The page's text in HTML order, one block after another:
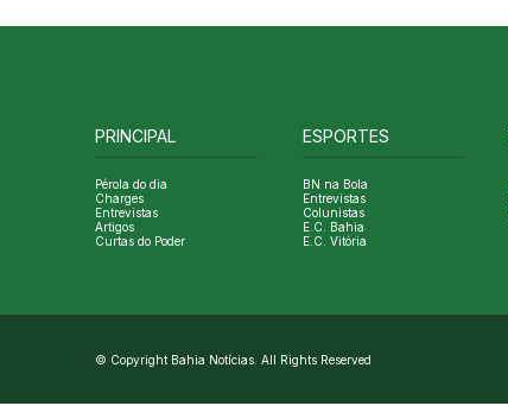
PRINCIPAL
Pérola do dia
Charges
Entrevistas
Artigos
Curtas do Poder
ESPORTES
BN na Bola
Entrevistas
Colunistas
E.C. Bahia
E.C. Vitória
© Copyright Bahia Notícias. All Rights Reserved